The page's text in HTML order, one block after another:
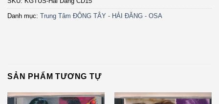
Danh mục: Trung Tâm ĐÔNG TÂY - HẢI ĐĂNG - OSA
SẢN PHẨM TƯƠNG TỰ